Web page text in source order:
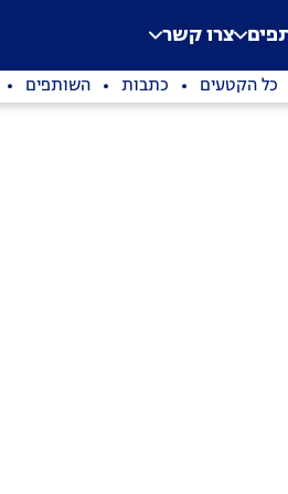
צרו קשר
כל הקטעים כתבות השותפים